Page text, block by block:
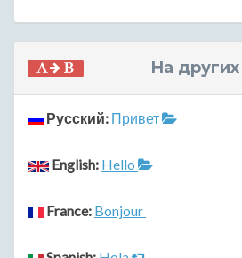
На
Русский: Привет
English: Hello
France: Bonjour